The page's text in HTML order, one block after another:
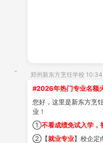
郑州新东方烹饪学校 10:34
#2026年热门专业名额
您好，这里是新东方烹
业！
①不看成绩免试入学，
②【就业专业】校企定